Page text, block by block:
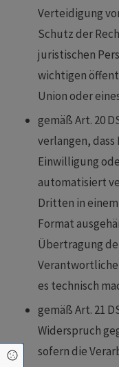
Verteidigung
Schutz der
juristischen
wichtigen
Union oder
gemäß Art. 20
verlangen,
Einwilligung
automatisiert
Dritten in
Format
Übertragung
es technisch
gemäß Art. 21
Widerspruch
sofern die
Cookie Einstellungen